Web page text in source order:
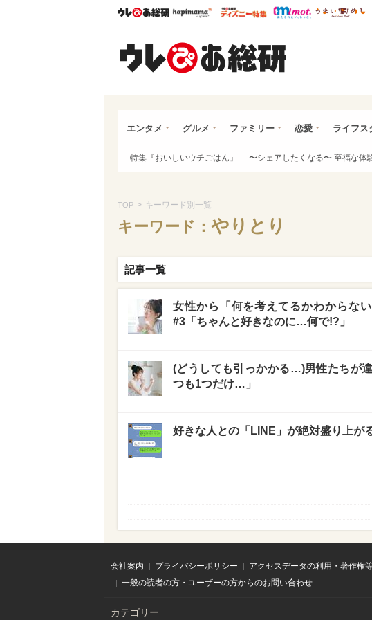
ウレぴあ総研ハピママ* ウレぴあ総研 ディズ
mimot.
エンタメ グルメ ファミリー 恋愛 ライフス
特集『おいしいウチごはん』 〜シェアしたくなる〜 至福な体
TOP > キーワード別一覧
キーワード： やりとり
記事一覧
女性から「何を考えてるかわからな
#3「ちゃんと好きなのに…何で!?」
(どうしても引っかかる…)男性たちが
つも1つだけ…」
好きな人との「LINE」が絶対盛り上が
会社案内 プライバシーポリシー アクセスデータの利用・著作権
一般の読者の方・ユーザーの方からのお問い合わせ
カテゴリー